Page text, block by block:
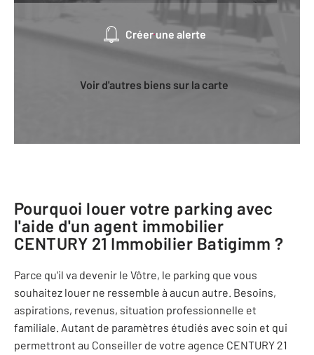
Créer une alerte
Voir d'autres biens sur la carte
Pourquoi louer votre parking avec
l'aide d'un agent immobilier
CENTURY 21 Immobilier Batigimm ?
Parce qu'il va devenir le Vôtre, le parking que vous
souhaitez louer ne ressemble à aucun autre. Besoins,
aspirations, revenus, situation professionnelle et
familiale. Autant de paramètres étudiés avec soin et qui
permettront au Conseiller de votre agence CENTURY 21